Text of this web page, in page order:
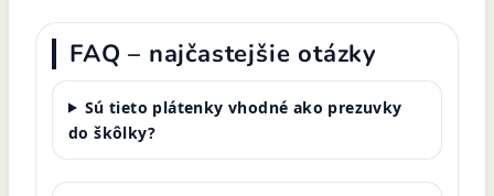
FAQ – najčastejšie otázky
Sú tieto plátenky vhodné ako prezuvky
do škôlky?